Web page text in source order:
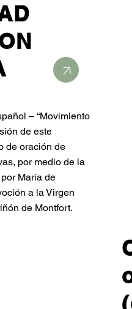
– “Movimiento
de este
de oración de
por medio de la
María de
a la Virgen
de Montfort.